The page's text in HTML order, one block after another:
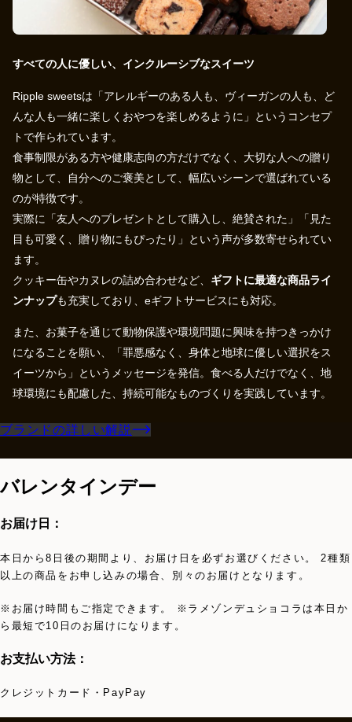
すべての人に優しい、インクルーシブなスイーツ
Ripple sweetsは「アレルギーのある人も、ヴィーガンの人も、ど
んな人も一緒に楽しくおやつを楽しめるように」というコンセプ
トで作られています。
食事制限がある方や健康志向の方だけでなく、大切な人への贈り
物として、自分へのご褒美として、幅広いシーンで選ばれている
のが特徴です。
実際に「友人へのプレゼントとして購入し、絶賛された」「見た
目も可愛く、贈り物にもぴったり」という声が多数寄せられてい
ます。
クッキー缶やカヌレの詰め合わせなど、 ギフトに最適な商品ライ
ンナップも充実しており、eギフトサービスにも対応。
また、お菓子を通じて動物保護や環境問題に興味を持つきっかけ
になることを願い、「罪悪感なく、身体と地球に優しい選択をス
イーツから」というメッセージを発信。食べる人だけでなく、地
球環境にも配慮した、持続可能なものづくりを実践しています。
ブランドの詳しい解説
バレンタインデー
お届け日：
本日から8日後の期間より、お届け日を必ずお選びください。 2種類
以上の商品をお申し込みの場合、別々のお届けとなります。
※お届け時間もご指定できます。 ※ラメゾンデュショコラは本日か
ら最短で10日のお届けになります。
お支払い方法：
クレジットカード・PayPay